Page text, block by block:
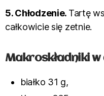
5. Chłodzenie. Tartę
całkowicie się zetnie.
Makroskładniki w
białko 31 g,